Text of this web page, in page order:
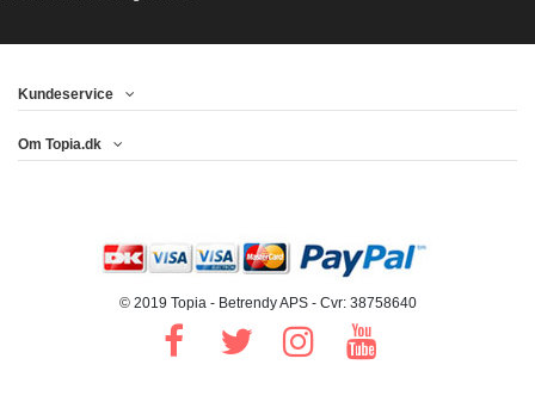
Kundeservice
Om Topia.dk
© 2019 Topia - Betrendy APS - Cvr: 38758640